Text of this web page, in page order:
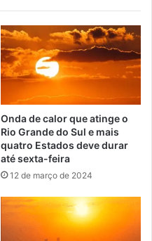
Onda de calor que atinge o
Rio Grande do Sul e mais
quatro Estados deve durar
até sexta-feira
12 de março de 2024